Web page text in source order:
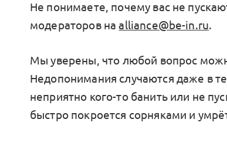
Не понимаете, почему вас не
модераторов наalliance@be-in.ru.
Мы уверены, что любой вопрос
Недопонимания случаются даже в
неприятно кого-то банить или не
быстро покроется сорняками и